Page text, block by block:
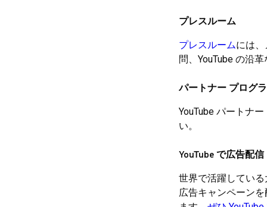
プレスルーム
プレスルームには
問、YouTube の沿
パートナー プログ
YouTube パートナ
い。
YouTube で広告配信
世界で活躍してい
広告キャンペーン